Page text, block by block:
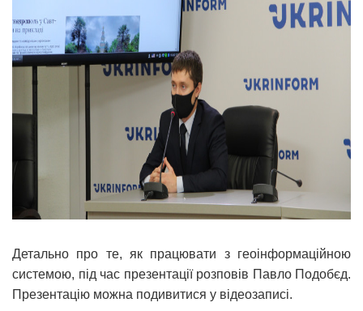
Детально про те, як працювати з геоінформаційною
системою, під час презентації розповів Павло Подобєд.
Презентацію можна подивитися у відеозаписі.